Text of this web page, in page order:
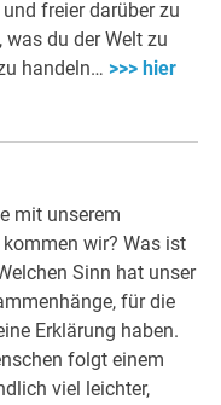
freier darüber zu
du der Welt zu
handeln… >>> hier
mit unserem
wir? Was ist
Sinn hat unser
für die
Erklärung haben.
folgt einem
viel leichter,